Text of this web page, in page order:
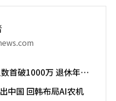
首破1000万 退休年龄
中国 回韩布局AI农机